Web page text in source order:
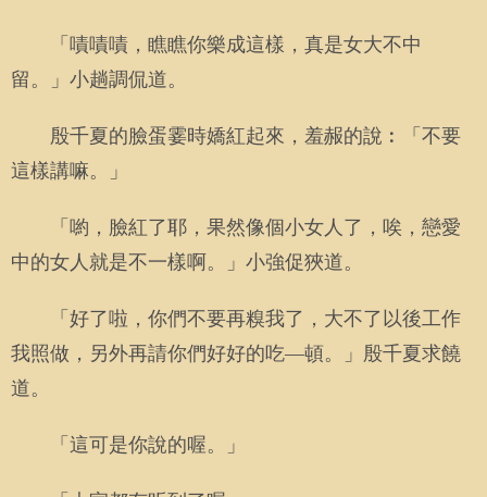
「嘖嘖嘖，瞧瞧你樂成這樣，真是女大不中
留。」小趟調侃道。
殷千夏的臉蛋霎時嬌紅起來，羞赧的說︰「不要
這樣講嘛。」
「喲，臉紅了耶，果然像個小女人了，唉，戀愛
中的女人就是不一樣啊。」小強促狹道。
「好了啦，你們不要再糗我了，大不了以後工作
我照做，另外再請你們好好的吃—頓。」殷千夏求饒
道。
「這可是你說的喔。」